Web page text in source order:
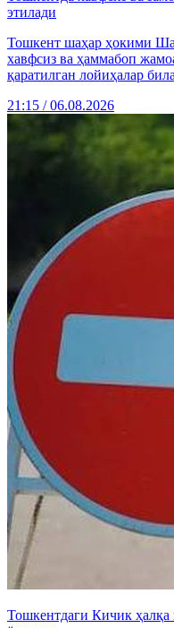
этилади
Тошкент шаҳар ҳокими
хавфсиз ва ҳаммабоп
қаратилган лойиҳалар
21:15 / 06.08.2026
Тошкентдаги Кичик ҳалқа